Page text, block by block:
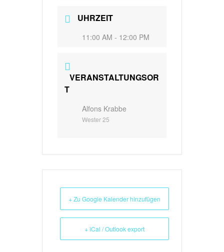
UHRZEIT
11:00 AM - 12:00 PM
VERANSTALTUNGSOR
T
Alfons Krabbe
Wester 25
+ Zu Google Kalender hinzufügen
+ iCal / Outlook export